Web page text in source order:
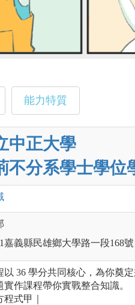
能力特質
中正大學
不分系學士學位
嘉義縣民雄鄉大學路一段168號
以 36 學分共同核心，為你奠
實作課程帶你實戰整合知識。
程式甲｜